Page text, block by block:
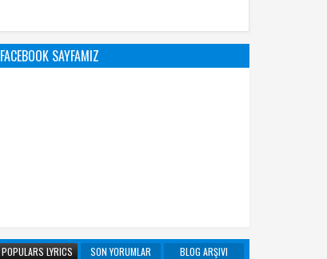
FACEBOOK SAYFAMIZ
POPULARS LYRICS SON YORUMLAR BLOG ARŞIVI